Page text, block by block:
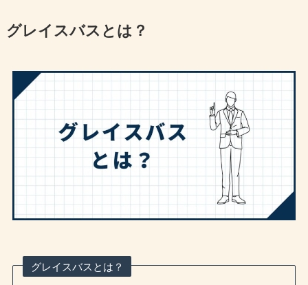
グレイスバスとは？
グレイスバスとは？